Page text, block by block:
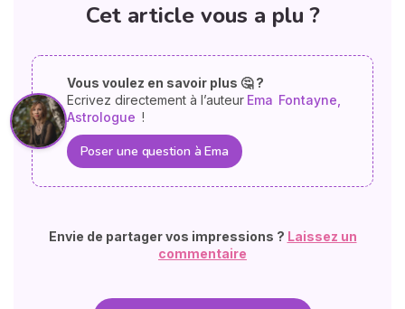
Cet article vous a plu ?
Vous voulez en savoir plus 🤔 ?
Ecrivez directement à l’auteur Ema Fontayne,
Astrologue !
Poser une question à Ema
Envie de partager vos impressions ? Laissez un
commentaire